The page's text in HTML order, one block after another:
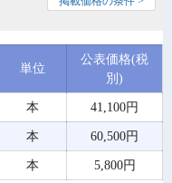
単位
公表価格(税
別)
本
41,100円
本
60,500円
本 5,800円